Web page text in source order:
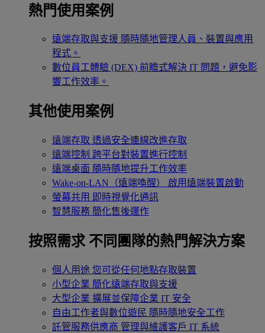
熱門使用案例
遠端存取與支援 隨時隨地管理人員、裝置與應用
程式。
數位員工體驗 (DEX) 前瞻式解決 IT 問題，避免影
響工作效率。
其他使用案例
遠端存取 透過安全連線改進存取
遠端控制 跨平台對裝置進行控制
遠端桌面 隨時隨地提升工作效率
Wake-on-LAN（遠端喚醒）
啟用遠端裝置啟動
螢幕共用 即時視覺化通訊
智慧服務 簡化售後運作
按照需求 不同團隊的熱門解決方案
個人用途 您可從任何地點存取裝置
小型企業 簡化遠端存取與支援
大型企業 擴展並保障企業 IT 安全
自由工作者與數位遊民 隨時隨地安全工作
託管服務供應商 管理與維護客戶 IT 系統